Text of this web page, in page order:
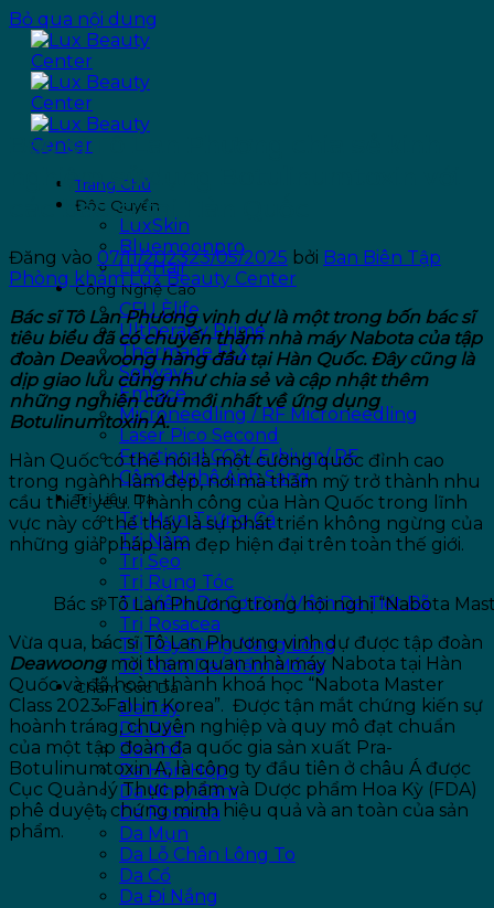
Bỏ qua nội dung
Trang Chủ
Độc Quyền
LuxSkin
Bluemoonpro
LuxHair
Công Nghệ Cao
CFU Èlife
Ultherapy Prime
Thermage FLX
Sofwave
Emface
Microneedling / RF Microneedling
Laser Pico Second
Fractional CO2/ Erbium/ RF
Công Nghệ Ánh Sáng
Trị Liệu Da
Trị Mụn Trứng Cá
Trị Nám
Trị Sẹo
Trị Rụng Tóc
Trị Viêm Da Cơ Địa/ Viêm Da Tiết Bã
Trị Rosacea
Trị Dày Sừng Nang Lông
Trị Nấm Da/ Nấm Móng
Chăm Sóc Da
Da Tay
Da Dầu
Da Khô
Da Hỗn Hợp
Da Nhạy Cảm
Da Rosacea
Da Mụn
Da Lỗ Chân Lông To
Da Cổ
Da Đi Nắng
Bác sĩ Tô Lan Phương chia sẻ kinh
nghiệm sử dụng Botulinumtoxin với
các bác sĩ tại Hàn Quốc
Đăng vào 07/11/202323/05/2025 bởi Ban Biên Tập
Phòng khám Lux Beauty Center
Bác sĩ Tô Lan Phương vinh dự là một trong bốn bác sĩ
tiêu biểu đã có chuyến thăm nhà máy Nabota của tập
đoàn Deawoong hàng đầu tại Hàn Quốc. Đây cũng là
dịp giao lưu cũng như chia sẻ và cập nhật thêm
những nghiên cứu mới nhất về ứng dụng
Botulinumtoxin A.
Hàn Quốc có thể nói là một cường quốc đỉnh cao
trong ngành làm đẹp, nơi mà thẩm mỹ trở thành nhu
cầu thiết yếu. Thành công của Hàn Quốc trong lĩnh
vực này có thể thấy là sự phát triển không ngừng của
những giải pháp làm đẹp hiện đại trên toàn thế giới.
Bác sĩ Tô Lan Phương trong hội nghị “Nabota
Vừa qua, bác sĩ Tô Lan Phương vinh dự được tập đoàn
Deawoongmời tham quan nhà máy Nabota tại Hàn
Quốc và đã hoàn thành khoá học “Nabota Master
Class 2023 Fall in Korea”. Được tận mắt chứng kiến sự
hoành tráng, chuyên nghiệp và quy mô đạt chuẩn
của một tập đoàn đa quốc gia sản xuất Pra-
Botulinumtoxin A, là công ty đầu tiên ở châu Á được
Cục Quản lý Thực phẩm và Dược phẩm Hoa Kỳ (FDA)
phê duyệt, chứng minh hiệu quả và an toàn của sản
phẩm.